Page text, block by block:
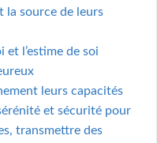
source de leurs
et l’estime de soi
leurs capacités
et sécurité pour
transmettre des